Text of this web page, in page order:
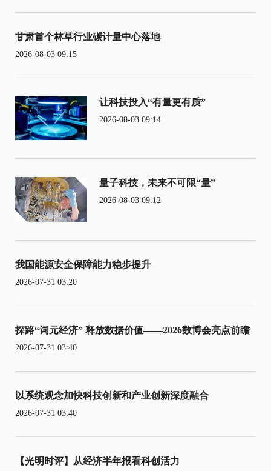
甘肃首个林草行业碳计量中心落地
2026-08-03 09:15
让科技投入“有量更有质”
2026-08-03 09:14
量子科技，未来不可限“量”
2026-08-03 09:12
我国能源安全保障能力稳步提升
2026-07-31 03:20
探路“词元经济” 释放数据价值——2026数博会亮点前瞻
2026-07-31 03:40
以系统观念加快科技创新和产业创新深度融合
2026-07-31 03:40
【光明时评】从经济半年报看科创活力